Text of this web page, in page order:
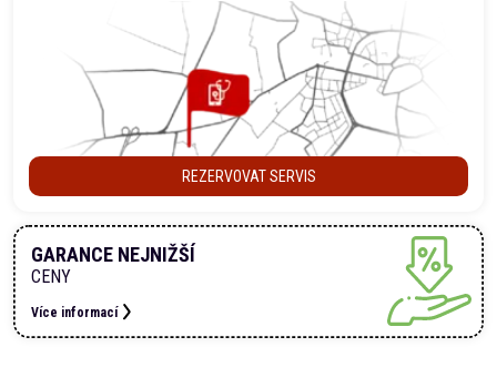
REZERVOVAT SERVIS
GARANCE NEJNIŽŠÍ
CENY
Více informací